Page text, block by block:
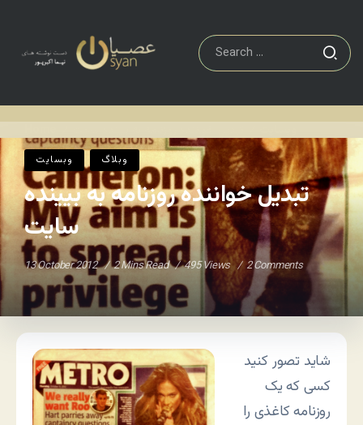
وبسایت وبلاگ
تبدیل خواننده روزنامه به بیینده
سایت
13 October 2012 2 Mins Read 495 Views 2 Comments
شاید تصور کنید
کسی که یک
روزنامه کاغذی را